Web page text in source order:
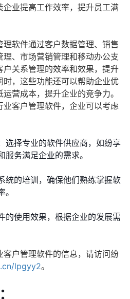
业提高工作效率，提升员工满
软件通过客户数据管理、销售
、市场营销管理和移动办公支
关系管理的效率和效果，提升
，这些功能还可以帮助企业优
营成本，提升企业的竞争力。
客户管理软件，企业可以考虑
选择专业的软件供应商，如纷享
务满足企业的需求。
统的培训，确保他们熟练掌握软
的使用效果，根据企业的发展需
户管理软件的信息，请访问纷
lpgyy2。